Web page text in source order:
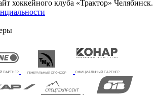
хоккейного клуба «Трактор» Челябинск.